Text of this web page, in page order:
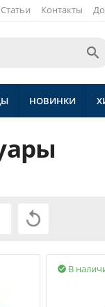
Статьи Контакты

НОВИНКИ

В
